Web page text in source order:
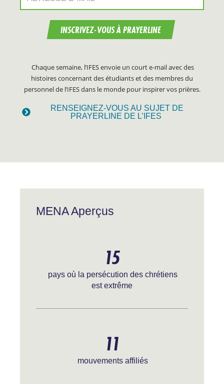
INSCRIVEZ-VOUS À PRAYERLINE
Chaque semaine, l’IFES envoie un court e-mail avec des
histoires concernant des étudiants et des membres du
personnel de l’IFES dans le monde pour inspirer vos prières.
RENSEIGNEZ-VOUS AU SUJET DE
PRAYERLINE DE L’IFES
MENA Aperçus
15
pays où la persécution des chrétiens
est extrême
11
mouvements affiliés